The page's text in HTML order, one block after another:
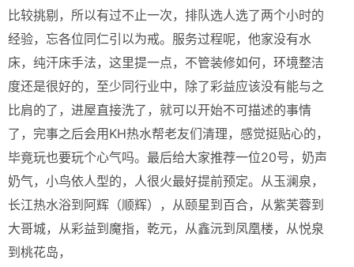
比较挑剔，所以有过不止一次，排队选人选了两个小时的
经验，忘各位同仁引以为戒。服务过程呢，他家没有水
床，纯汗床手法，这里提一点，不管装修如何，环境整洁
度还是很好的，至少同行业中，除了彩益应该没有能与之
比肩的了，进屋直接洗了，就可以开始不可描述的事情
了，完事之后会用KH热水帮老友们清理，感觉挺贴心的，
毕竟玩也要玩个心气吗。最后给大家推荐一位20号，奶声
奶气，小鸟依人型的，人很火最好提前预定。从玉澜泉，
长江热水浴到阿辉（顺辉），从颐星到百合，从紫芙蓉到
大哥城，从彩益到魔指，乾元，从鑫沅到凤凰楼，从悦泉
到桃花岛，